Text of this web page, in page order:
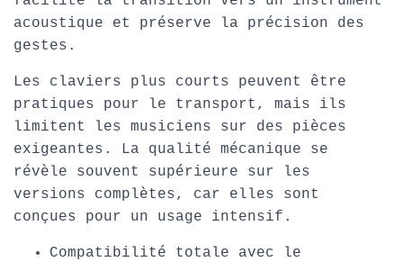
acoustique et préserve la précision des
gestes.
Les claviers plus courts peuvent être
pratiques pour le transport, mais ils
limitent les musiciens sur des pièces
exigeantes. La qualité mécanique se
révèle souvent supérieure sur les
versions complètes, car elles sont
conçues pour un usage intensif.
Compatibilité totale avec le